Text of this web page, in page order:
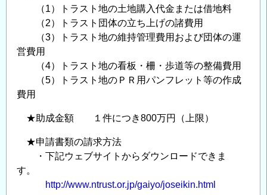
（1）トラスト地の土地購入代金または借地料
（2）トラスト団体の立ち上げの諸費用
（3）トラスト地の維持管理費用および団体の運
営費用
（4）トラスト地の看板・柵・歩道等の整備費用
（5）トラスト地のＰＲ用パンフレット等の作成
費用
★助成金額 １件につき800万円（上限）
★申請書類の請求方法
・下記ウェブサイトからダウンロードできま
す。
http://www.ntrust.or.jp/gaiyo/joseikin.html